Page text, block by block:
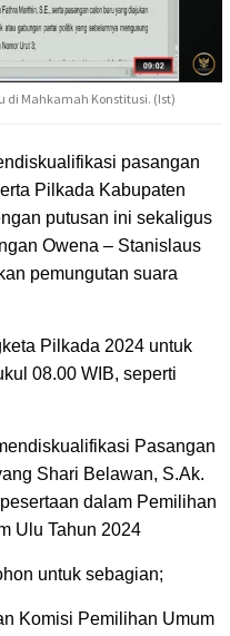
di Mahkamah Konstitusi. (Ist)
pasangan
Pilkada Kabupaten
putusan ini sekaligus
Owena – Stanislaus
pemungutan suara
Pilkada 2024 untuk
08.00 WIB, seperti
Pasangan
Shari Belawan, S.Ak.
dalam Pemilihan
Ulu Tahun 2024
untuk sebagian;
Komisi Pemilihan Umum